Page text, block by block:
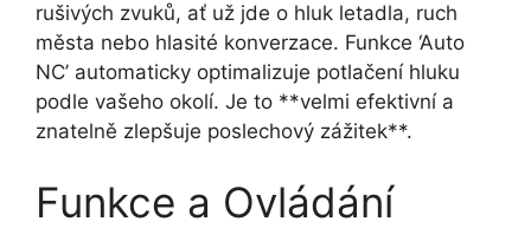
rušivých zvuků, ať už jde o hluk letadla, ruch
města nebo hlasité konverzace. Funkce ‘Auto
NC’ automaticky optimalizuje potlačení hluku
podle vašeho okolí. Je to **velmi efektivní a
znatelně zlepšuje poslechový zážitek**.
Funkce a Ovládání